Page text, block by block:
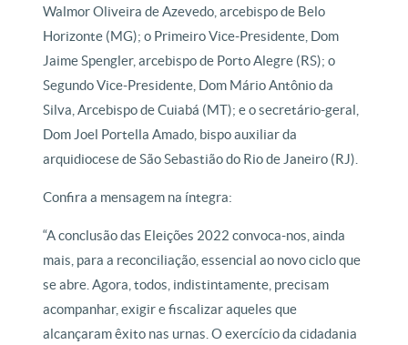
Walmor Oliveira de Azevedo, arcebispo de Belo
Horizonte (MG); o Primeiro Vice-Presidente, Dom
Jaime Spengler, arcebispo de Porto Alegre (RS); o
Segundo Vice-Presidente, Dom Mário Antônio da
Silva, Arcebispo de Cuiabá (MT); e o secretário-geral,
Dom Joel Portella Amado, bispo auxiliar da
arquidiocese de São Sebastião do Rio de Janeiro (RJ).
Confira a mensagem na íntegra:
“A conclusão das Eleições 2022 convoca-nos, ainda
mais, para a reconciliação, essencial ao novo ciclo que
se abre. Agora, todos, indistintamente, precisam
acompanhar, exigir e fiscalizar aqueles que
alcançaram êxito nas urnas. O exercício da cidadania